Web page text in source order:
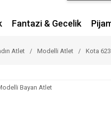
Fantazi & Gecelik
Atlet Modelli Atlet Kota